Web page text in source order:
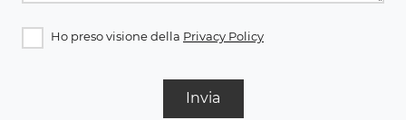
Ho preso visione della Privacy Policy
Invia